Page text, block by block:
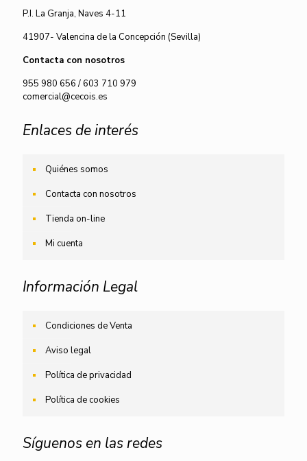
P.I. La Granja, Naves 4-11
41907- Valencina de la Concepción (Sevilla)
Contacta con nosotros
955 980 656/603 710 979
comercial@cecois.es
Enlaces de interés
Quiénes somos
Contacta con nosotros
Tienda on-line
Mi cuenta
Información Legal
Condiciones de Venta
Aviso legal
Política de privacidad
Política de cookies
Síguenos en las redes